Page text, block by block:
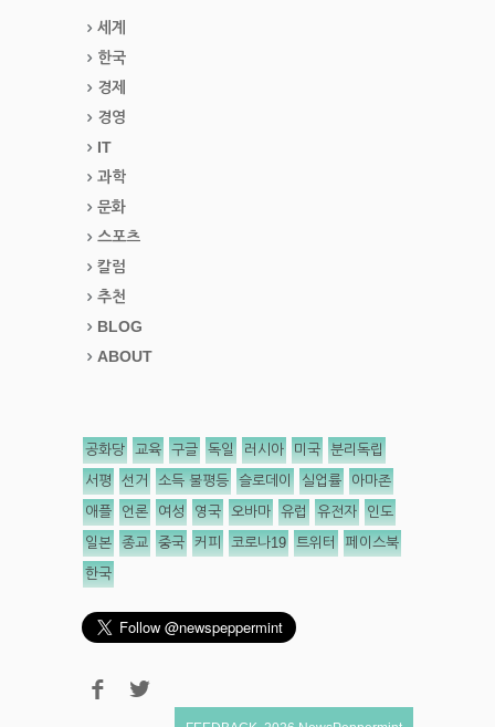
세계
한국
경제
경영
IT
과학
문화
스포츠
칼럼
추천
BLOG
ABOUT
공화당 교육 구글 독일 러시아 미국 분리독립
서평 선거 소득 불평등 슬로데이 실업률 아마존
애플 언론 여성 영국 오바마 유럽 유전자 인도
일본 종교 중국 커피 코로나19 트위터 페이스북
한국